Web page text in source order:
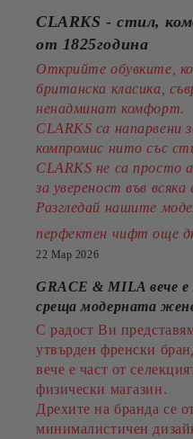
CLARKS - стил,
от 1825година
Открийте обувките,
британска класика,
ненадминат комфорт.
CLARKS са напарвени
компромис нито със
CLARKS не са просто
за увереност във
Разгледай нашите
перфектен чифт още
22 Мар 2026
GRACE & MILA вече
среща модерната
С радост Ви
утвърден френски
вече е част от
физически магазин.
Дрехите на бранда се
минималистичен